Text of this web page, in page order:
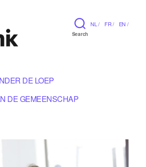
NL / FR / EN /
Search
DE LOEP
DE GEMEENSCHAP